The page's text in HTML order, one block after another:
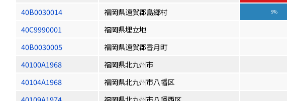
40B0030014 福岡県遠賀郡島郷村 5%
40C9990001
福岡県埋立地
40B0030005
福岡県遠賀郡香月町
40100A1968 福岡県北九州市
40104A1968 福岡県北九州市八幡区